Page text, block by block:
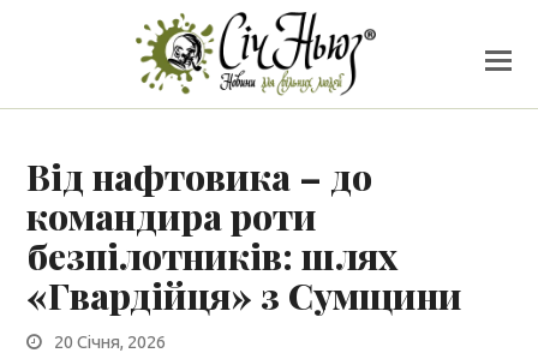
Від нафтовика – до
командира роти
безпілотників: шлях
«Гвардійця» з Сумщини
20 Січня, 2026